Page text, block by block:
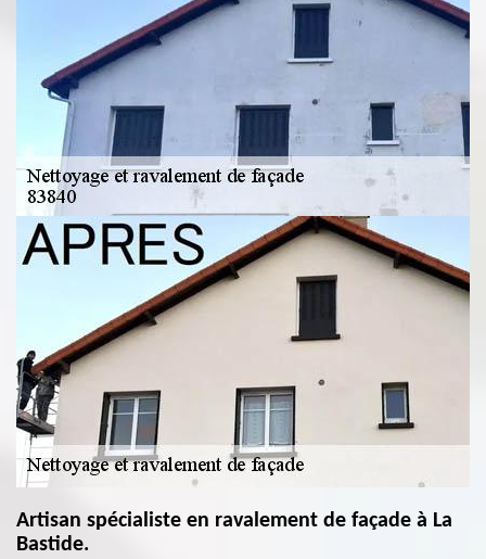
Artisan spécialiste en ravalement de façade à La
Bastide.